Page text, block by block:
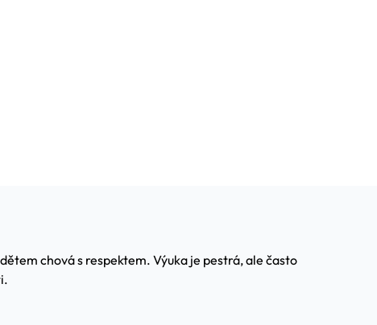
chová s respektem. Výuka je pestrá, ale často